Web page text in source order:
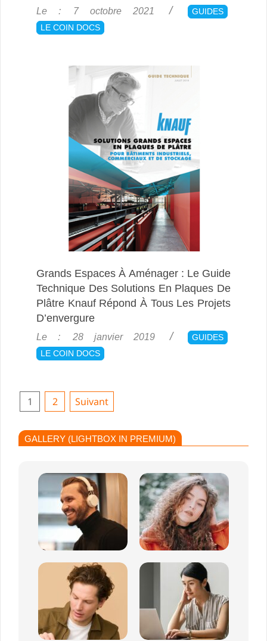
2021-
10-
07
Le : 7 octobre 2021
GUIDES
LE COIN DOCS
Grands Espaces À Aménager : Le Guide
Technique Des Solutions En Plaques De
Plâtre Knauf Répond À Tous Les Projets
D’envergure
2019-
01-
28
Le : 28 janvier 2019
GUIDES
LE COIN DOCS
Pagination
Publications
1 2 Suivant
GALLERY (LIGHTBOX IN PREMIUM)